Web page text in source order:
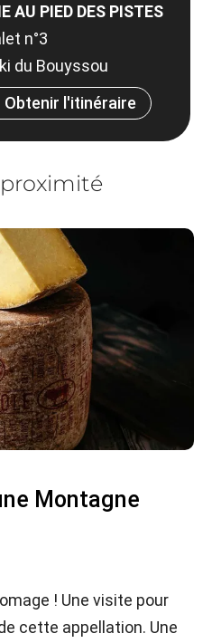
AU PIED DES PISTES
n°3
du Bouyssou
Obtenir l'itinéraire
Montagne
! Une visite pour
cette appellation. Une